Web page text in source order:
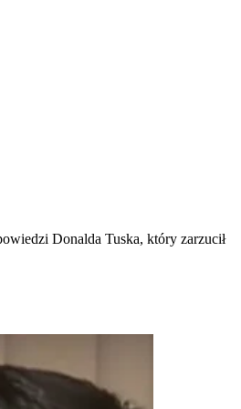
Donalda Tuska, który zarzucił